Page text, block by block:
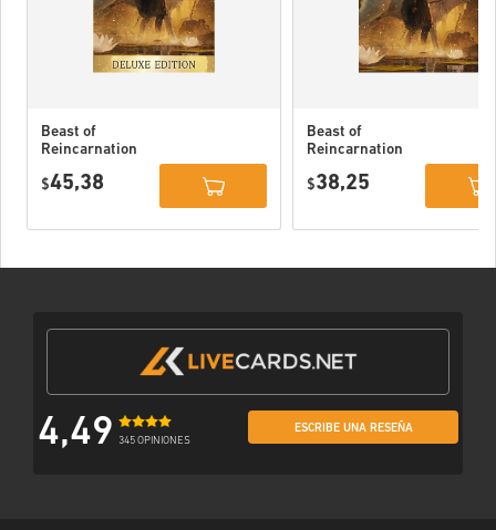
Beast of
Reincarnation
PC (STEAM)
$45,38
Beast of
Reincarnation
$38,25
4,49 345 OPINIONES
ESCRIBE UNA RESEÑA